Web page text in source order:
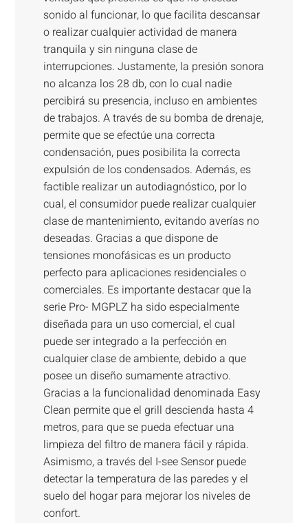
sonido al funcionar, lo que facilita descansar
o realizar cualquier actividad de manera
tranquila y sin ninguna clase de
interrupciones. Justamente, la presión sonora
no alcanza los 28 db, con lo cual nadie
percibirá su presencia, incluso en ambientes
de trabajos. A través de su bomba de drenaje,
permite que se efectúe una correcta
condensación, pues posibilita la correcta
expulsión de los condensados. Además, es
factible realizar un autodiagnóstico, por lo
cual, el consumidor puede realizar cualquier
clase de mantenimiento, evitando averías no
deseadas. Gracias a que dispone de
tensiones monofásicas es un producto
perfecto para aplicaciones residenciales o
comerciales. Es importante destacar que la
serie Pro- MGPLZ ha sido especialmente
diseñada para un uso comercial, el cual
puede ser integrado a la perfección en
cualquier clase de ambiente, debido a que
posee un diseño sumamente atractivo.
Gracias a la funcionalidad denominada Easy
Clean permite que el grill descienda hasta 4
metros, para que se pueda efectuar una
limpieza del filtro de manera fácil y rápida.
Asimismo, a través del I-see Sensor puede
detectar la temperatura de las paredes y el
suelo del hogar para mejorar los niveles de
confort.